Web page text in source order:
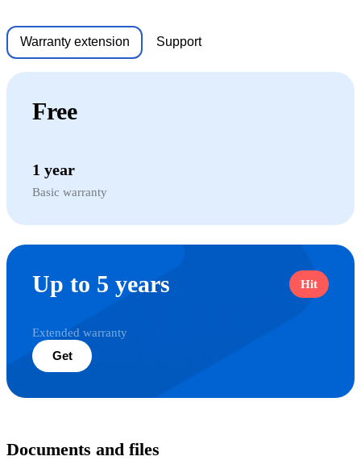
Warranty extension Support
Free
1 year
Basic warranty
Up to 5 years
Extended warranty
Get
Hit
Documents and files